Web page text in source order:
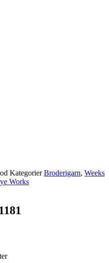
Kategorier Broderigarn, Weeks
Works